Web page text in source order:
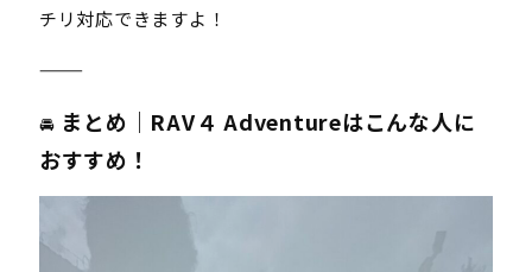
チリ対応できますよ！
⸻
🚘 まとめ｜RAV４ Adventureはこんな人に
おすすめ！